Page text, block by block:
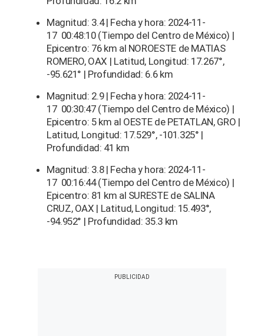
Magnitud: 3.4 | Fecha y hora: 2024-11-
17 00:48:10 (Tiempo del Centro de México) |
Epicentro: 76 km al NOROESTE de MATIAS
ROMERO, OAX | Latitud, Longitud: 17.267°,
-95.621° | Profundidad: 6.6 km
Magnitud: 2.9 | Fecha y hora: 2024-11-
17 00:30:47 (Tiempo del Centro de México) |
Epicentro: 5 km al OESTE de PETATLAN, GRO |
Latitud, Longitud: 17.529°, -101.325° |
Profundidad: 41 km
Magnitud: 3.8 | Fecha y hora: 2024-11-
17 00:16:44 (Tiempo del Centro de México) |
Epicentro: 81 km al SURESTE de SALINA
CRUZ, OAX | Latitud, Longitud: 15.493°,
-94.952° | Profundidad: 35.3 km